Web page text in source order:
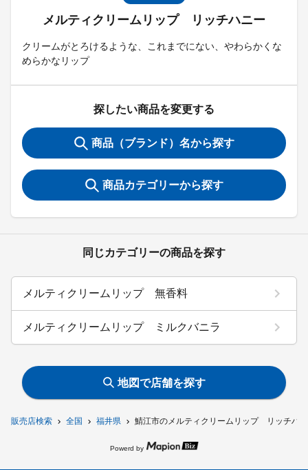
販売店検索 全国 福井県 鯖江市のメルティクリームリップ リッチハ
メルティクリームリップ リッチハニー
クリームがとろけるような、これまでにない、やわらかくな
めらかなリップ
探したい商品を変更する
商品（ブランド）名から探す
商品カテゴリーから探す
同じカテゴリーの商品を探す
メルティクリームリップ 無香料
メルティクリームリップ ミルクバニラ
地図で店舗を探す
Powerd by